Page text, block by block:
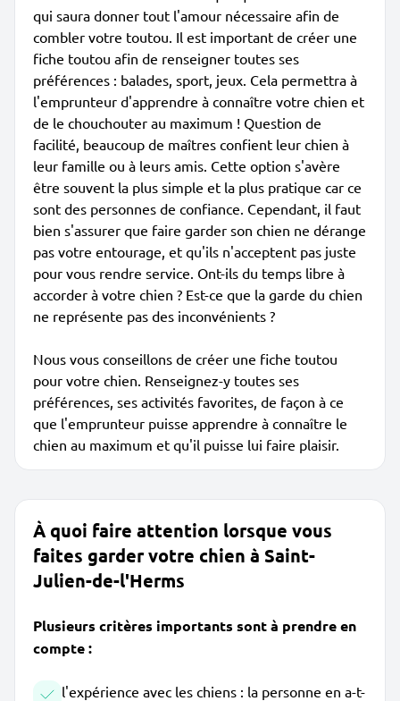
qui saura donner tout l'amour nécessaire afin de
combler votre toutou. Il est important de créer une
fiche toutou afin de renseigner toutes ses
préférences : balades, sport, jeux. Cela permettra à
l'emprunteur d'apprendre à connaître votre chien et
de le chouchouter au maximum ! Question de
facilité, beaucoup de maîtres confient leur chien à
leur famille ou à leurs amis. Cette option s'avère
être souvent la plus simple et la plus pratique car ce
sont des personnes de confiance. Cependant, il faut
bien s'assurer que faire garder son chien ne dérange
pas votre entourage, et qu'ils n'acceptent pas juste
pour vous rendre service. Ont-ils du temps libre à
accorder à votre chien ? Est-ce que la garde du chien
ne représente pas des inconvénients ?
Nous vous conseillons de créer une fiche toutou
pour votre chien. Renseignez-y toutes ses
préférences, ses activités favorites, de façon à ce
que l'emprunteur puisse apprendre à connaître le
chien au maximum et qu'il puisse lui faire plaisir.
À quoi faire attention lorsque vous
faites garder votre chien à Saint-
Julien-de-l'Herms
Plusieurs critères importants sont à prendre en
compte :
l'expérience avec les chiens : la personne en a-t-